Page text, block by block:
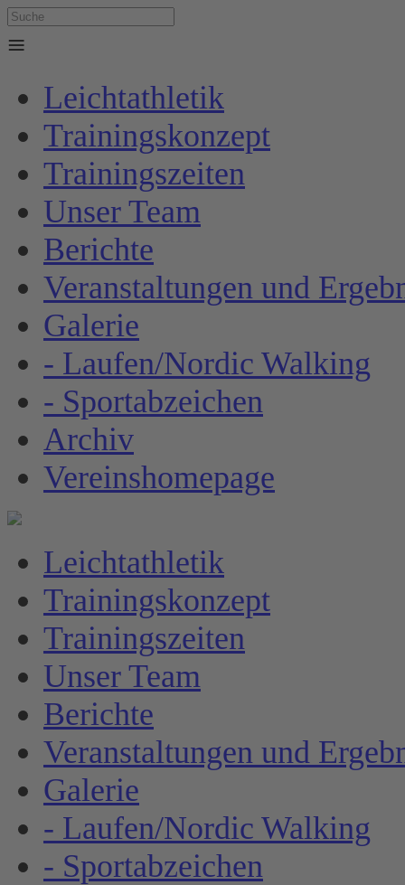
≡
Leichtathletik
Trainingskonzept
Trainingszeiten
Unser Team
Berichte
Veranstaltungen und
Galerie
- Laufen/Nordic Walking
- Sportabzeichen
Archiv
Vereinshomepage
Leichtathletik
Trainingskonzept
Trainingszeiten
Unser Team
Berichte
Veranstaltungen und
Galerie
- Laufen/Nordic Walking
- Sportabzeichen